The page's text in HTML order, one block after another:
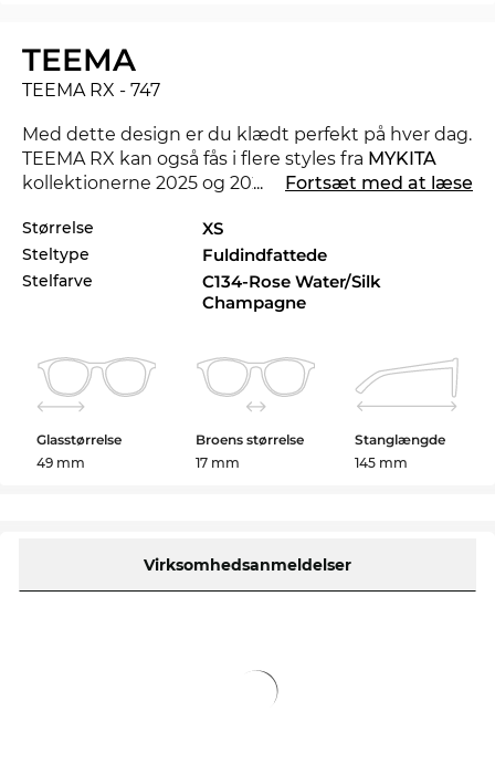
TEEMA
TEEMA RX - 747
Med dette design er du klædt perfekt på hver dag.
TEEMA RX kan også fås i flere styles fra MYKITA
kollektionerne 2025 og 2026 i Edel-Optics
MYKITAbriller ikke er på lager lige
den lave pris er der ikke nogen der kan slå. Da
Edel-Optics er et paradis for tilbudsjægere, får du
også denne topmodel til en utroligt lav pris. Hvad
hos os en konstant tilstand all-day-everyday.
... Fortsæt med at læse
Størrelse XS
Steltype Fuldindfattede
Stelfarve
C134-Rose Water/Silk
Champagne
Glasstørrelse
49 mm
Broens størrelse
17 mm
Stanglængde
145 mm
Virksomhedsanmeldelser